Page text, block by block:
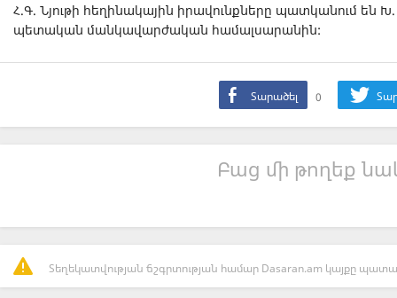
Հ.Գ. Նյութի հեղինակային իրավունքները պատկանում են
պետական մանկավարժական համալսարանին:
Տարածել 0
Բաց մի թողեք
Տեղեկատվության ճշգրտության համար Dasaran.am կայքը